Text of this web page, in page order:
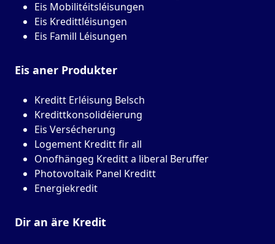
Eis Mobilitéitsléisungen
Eis Kredittléisungen
Eis Famill Léisungen
Eis aner Produkter
Kreditt Erléisung Belsch
Kredittkonsolidéierung
Eis Versécherung
Logement Kreditt fir all
Onofhängeg Kreditt a liberal Beruffer
Photovoltaik Panel Kreditt
Energiekredit
Dir an äre Kredit